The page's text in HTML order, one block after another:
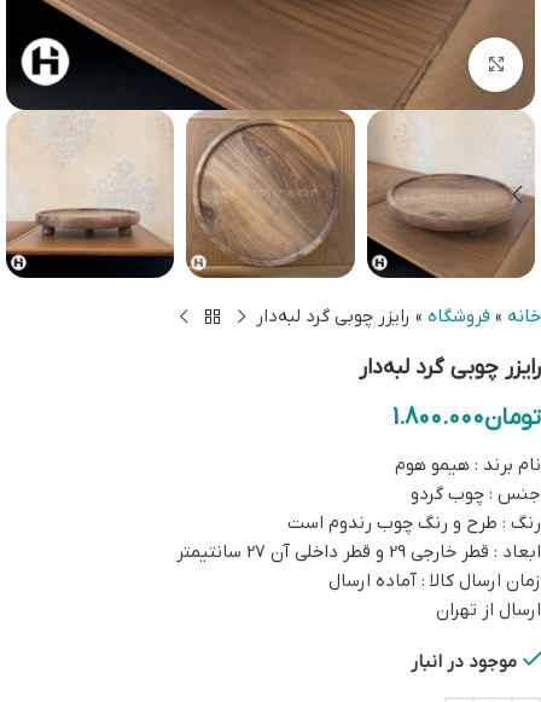
بزرگنمایی تصویر
خانه » فروشگاه » رایزر چوبی گرد لبه‌دار
رایزر چوبی گرد لبه‌دار
تومان1.800.000
نام برند : هیمو هوم
جنس : چوب گردو
رنگ : طرح و رنگ چوب رندوم است
ابعاد : قطر خارجی 29 و قطر داخلی آن 27 سانتیمتر
زمان ارسال کالا : آماده ارسال
ارسال از تهران
موجود در انبار